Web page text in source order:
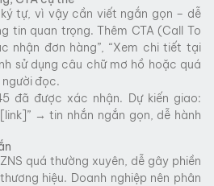
tự, vì vậy cần viết ngắn gọn – dễ
tin quan trọng. Thêm CTA (Call To
nhận đơn hàng”, “Xem chi tiết tại
sử dụng câu chữ mơ hồ hoặc quá
người đọc.
đã được xác nhận. Dự kiến giao:
→ tin nhắn ngắn gọn, dễ hành
quá thường xuyên, dễ gây phiền
hiệu. Doanh nghiệp nên phân